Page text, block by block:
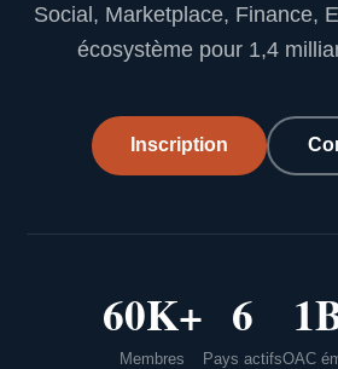
Social, Marketplace, Finance,
écosystème pour 1,4
Inscription
60K+
Membres
6
Pays actifsOAC